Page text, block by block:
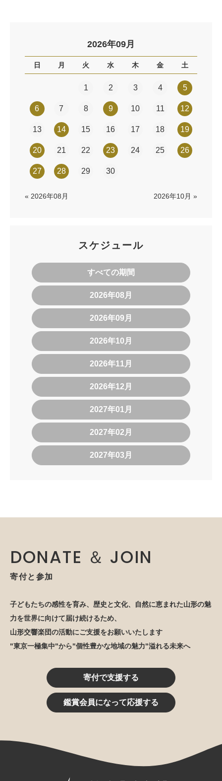
2026年09月
日 月 火 水 木 金 土
1 2 3 4 5
6 7 8 9 10 11 12
13 14 15 16 17 18 19
20 21 22 23 24 25 26
27 28 29 30
« 2026年08月 2026年10月 »
スケジュール
すべての期間
2026年08月
2026年09月
2026年10月
2026年11月
2026年12月
2027年01月
2027年02月
2027年03月
DONATE ＆ JOIN
寄付と参加
子どもたちの感性を育み、歴史と文化、自然に恵まれた山形の魅
力を世界に向けて届け続けるため、
山形交響楽団の活動にご支援をお願いいたします
"東京一極集中"から"個性豊かな地域の魅力"溢れる未来へ
寄付で支援する
鑑賞会員になって応援する